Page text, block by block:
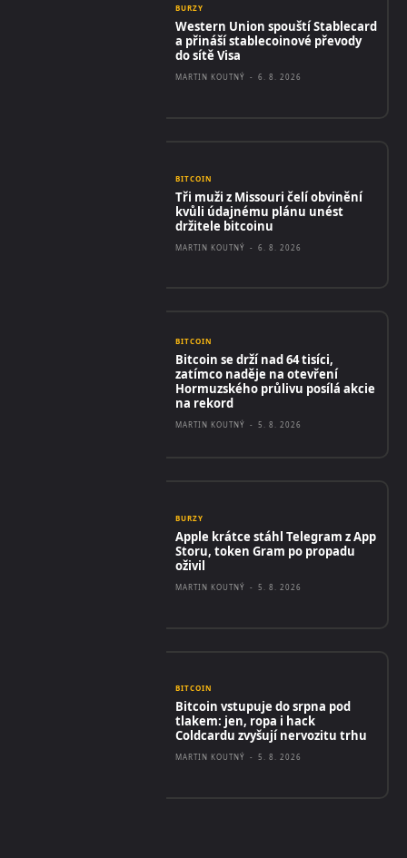
BURZY
Western Union spouští Stablecard
a přináší stablecoinové převody
do sítě Visa
MARTIN KOUTNÝ - 6. 8. 2026
BITCOIN
Tři muži z Missouri čelí obvinění
kvůli údajnému plánu unést
držitele bitcoinu
MARTIN KOUTNÝ - 6. 8. 2026
BITCOIN
Bitcoin se drží nad 64 tisíci,
zatímco naděje na otevření
Hormuzského průlivu posílá akcie
na rekord
MARTIN KOUTNÝ - 5. 8. 2026
BURZY
Apple krátce stáhl Telegram z App
Storu, token Gram po propadu
oživil
MARTIN KOUTNÝ - 5. 8. 2026
BITCOIN
Bitcoin vstupuje do srpna pod
tlakem: jen, ropa i hack
Coldcardu zvyšují nervozitu trhu
MARTIN KOUTNÝ - 5. 8. 2026